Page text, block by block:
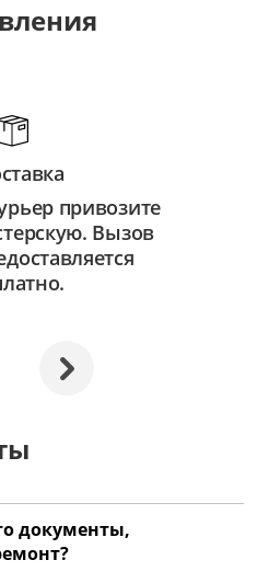
привозите
Вызов
документы,